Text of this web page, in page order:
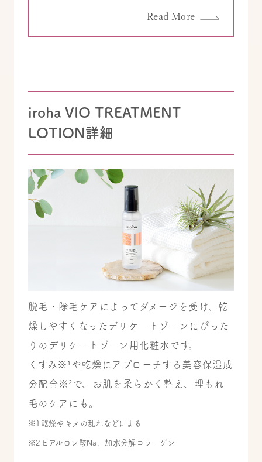
Read More
iroha VIO TREATMENT
LOTION詳細
脱毛・除毛ケアによってダメージを受け、乾
燥しやすくなったデリケートゾーンにぴった
りのデリケートゾーン用化粧水です。
くすみ※¹や乾燥にアプローチする美容保湿成
分配合※²で、お肌を柔らかく整え、埋もれ
毛のケアにも。
※1乾燥やキメの乱れなどによる
※2ヒアルロン酸Na、加水分解コラーゲン